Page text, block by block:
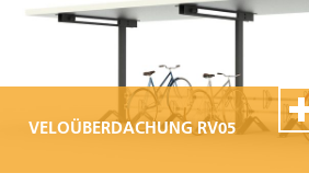
VELOÜBERDACHUNG RV05
100% Swiss Made